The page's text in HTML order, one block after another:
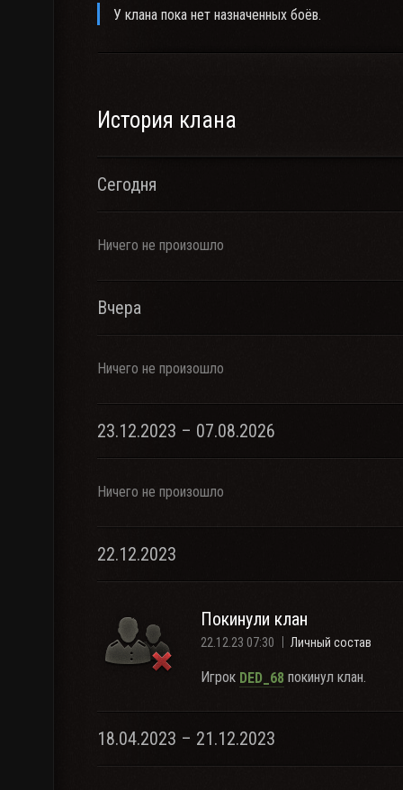
У клана пока нет назначенных боёв.
История клана
Сегодня
Ничего не произошло
Вчера
Ничего не произошло
23.12.2023 – 07.08.2026
Ничего не произошло
22.12.2023
Покинули клан
22.12.23 07:30 Личный состав
Игрок DED_68 покинул клан.
18.04.2023 – 21.12.2023